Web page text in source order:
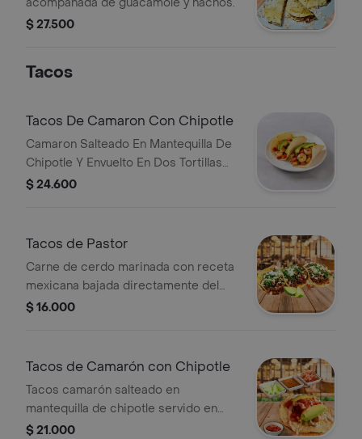
$ 27.500
Tacos
Tacos De Camaron Con Chipotle
Camaron Salteado En Mantequilla De
Chipotle Y Envuelto En Dos Tortillas
Con Tomate Fresco Y Aguacate.
$ 24.600
Tacos de Pastor
Carne de cerdo marinada con receta
mexicana bajada directamente del
trompo, piña, cebolla y cilantro
$ 16.000
Tacos de Camarón con Chipotle
Tacos camarón salteado en
mantequilla de chipotle servido en
tres tortillas con tomate fresco y
$ 21.000